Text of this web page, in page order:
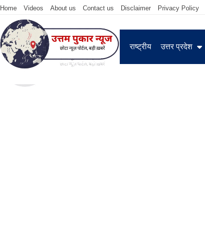
Home Videos About us Contact us Disclaimer Privacy Policy
राष्ट्रीय उत्तर प्रदेश